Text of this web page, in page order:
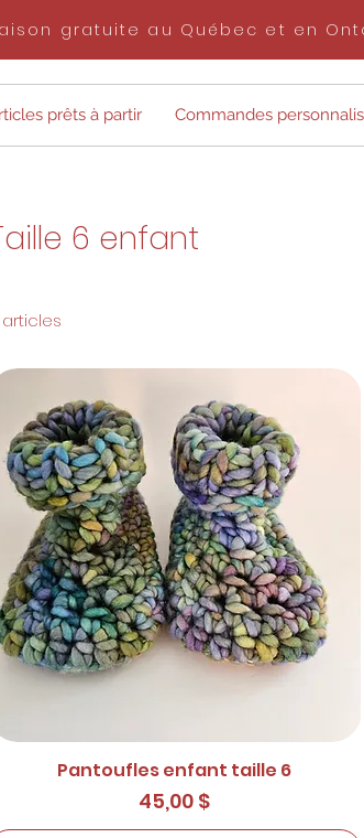
gratuite au Québec et en
prêts à partir Commandes
6 enfant
articles
Pantoufles enfant taille 6
Prix
45,00 $